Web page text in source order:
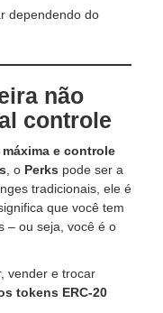
dependendo do
não
controle
e controle
, o Perks pode ser a
tradicionais, ele é
que você tem
– ou seja, você é o
vender e trocar
tokens ERC-20